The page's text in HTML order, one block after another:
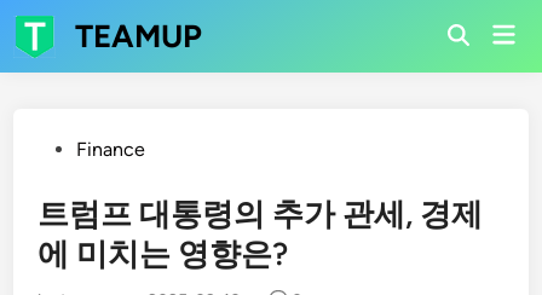
Skip
to
content
TEAMUP
Open
PostedFinance
트럼프 대통령의 추가 관세, 경제
에 미치는 영향은?